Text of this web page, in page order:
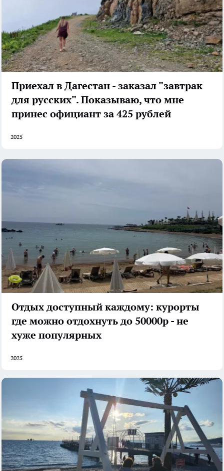
Приехал в Дагестан - заказал "завтрак
для русских". Показываю, что мне
принес официант за 425 рублей
2025
Отдых доступный каждому: курорты
где можно отдохнуть до 50000р - не
хуже популярных
2025